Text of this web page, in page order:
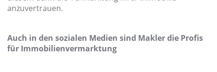
anzuvertrauen.
Auch in den sozialen Medien sind Makler die Profis
für Immobilienvermarktung